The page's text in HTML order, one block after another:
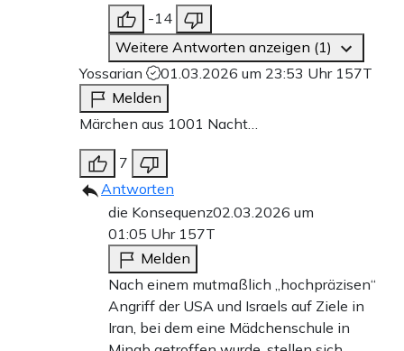
-14
Weitere Antworten anzeigen (1)
Yossarian
01.03.2026 um 23:53 Uhr 157T
Melden
Märchen aus 1001 Nacht…
7
Antworten
die Konsequenz02.03.2026 um
01:05 Uhr 157T
Melden
Nach einem mutmaßlich „hochpräzisen“
Angriff der USA und Israels auf Ziele in
Iran, bei dem eine Mädchenschule in